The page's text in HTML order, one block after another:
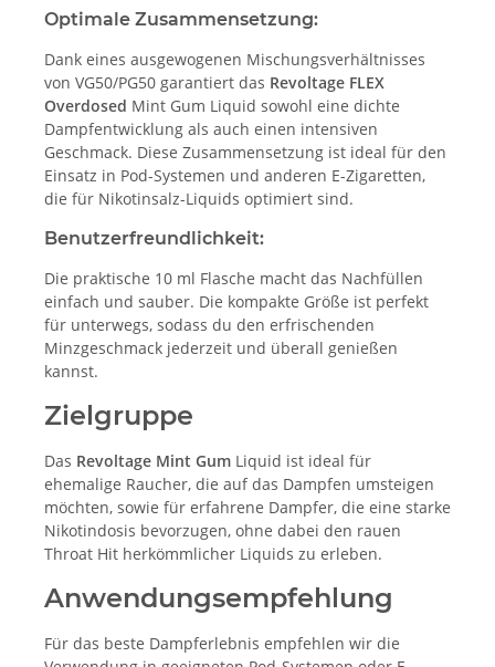
Optimale Zusammensetzung:
Dank eines ausgewogenen Mischungsverhältnisses
von VG50/PG50 garantiert das Revoltage FLEX
Overdosed Mint Gum Liquid sowohl eine dichte
Dampfentwicklung als auch einen intensiven
Geschmack. Diese Zusammensetzung ist ideal für den
Einsatz in Pod-Systemen und anderen E-Zigaretten,
die für Nikotinsalz-Liquids optimiert sind.
Benutzerfreundlichkeit:
Die praktische 10 ml Flasche macht das Nachfüllen
einfach und sauber. Die kompakte Größe ist perfekt
für unterwegs, sodass du den erfrischenden
Minzgeschmack jederzeit und überall genießen
kannst.
Zielgruppe
Das Revoltage Mint Gum Liquid ist ideal für
ehemalige Raucher, die auf das Dampfen umsteigen
möchten, sowie für erfahrene Dampfer, die eine starke
Nikotindosis bevorzugen, ohne dabei den rauen
Throat Hit herkömmlicher Liquids zu erleben.
Anwendungsempfehlung
Für das beste Dampferlebnis empfehlen wir die